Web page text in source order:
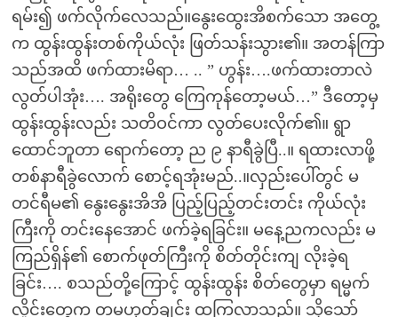
ရမ်း၍ ဖက်လိုက်လေသည်။နွေးထွေးအိစက်သော အတွေ့
က ထွန်းထွန်းတစ်ကိုယ်လုံး ဖြတ်သန်းသွား၏။ အတန်ကြာ
သည်အထိ ဖက်ထားမိရာ… .. ” ဟွန်း….ဖက်ထားတာလဲ
လွတ်ပါအုံး…. အရိုးတွေ ကြေကုန်တော့မယ်…” ဒီတော့မှ
ထွန်းထွန်းလည်း သတိဝင်ကာ လွတ်ပေးလိုက်၏။ ရွာ
ထောင်ဘူတာ ရောက်တော့ ည ၉ နာရီခွဲပြီ..။ ရထားလာဖို့
တစ်နာရီခွဲလောက် စောင့်ရအုံးမည်..။လှည်းပေါ်တွင် မ
တင်ရီမ၏ နွေးနွေးအိအိ ပြည့်ပြည့်တင်းတင်း ကိုယ်လုံး
ကြီးကို တင်းနေအောင် ဖက်ခဲ့ရခြင်း။ မနေ့ညကလည်း မ
ကြည်ရှိန်၏ စောက်ဖုတ်ကြီးကို စိတ်တိုင်းကျ လိုးခဲ့ရ
ခြင်း…. စသည်တို့ကြောင့် ထွန်းထွန်း စိတ်တွေမှာ ရမ္မက်
လှိုင်းတွေက တမဟုတ်ချင်း ထကြွလာသည်။ သို့သော်